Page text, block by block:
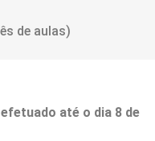
de aulas)
até o dia 8 de